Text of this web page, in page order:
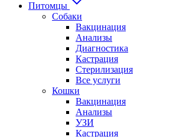
Питомцы
Собаки
Вакцинация
Анализы
Диагностика
Кастрация
Стерилизация
Все услуги
Кошки
Вакцинация
Анализы
УЗИ
Кастрация